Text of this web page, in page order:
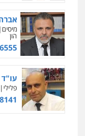
מיסים
הון
פלילי